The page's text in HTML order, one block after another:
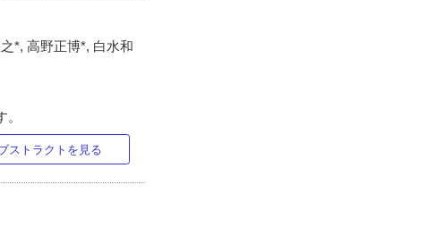
*, 高野正博*, 白水和
ストラクトを見る